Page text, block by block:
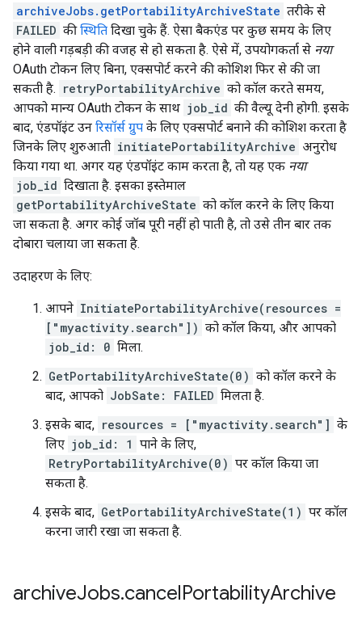
archiveJobs.getPortabilityArchiveState तरीके से
FAILED कीस्थिति दिखा चुके हैं. ऐसा बैकएंड पर कुछ समय के लिए
होने वाली गड़बड़ी की वजह से हो सकता है. ऐसे में, उपयोगकर्ता से नया
OAuth टोकन लिए बिना, एक्सपोर्ट करने की कोशिश फिर से की जा
सकती है. retryPortabilityArchive को कॉल करते समय,
आपको मान्य OAuth टोकन के साथ job_id की वैल्यू देनी होगी. इसके
बाद, एंडपॉइंट उन रिसॉर्स ग्रुप के लिए एक्सपोर्ट बनाने की कोशिश करता है
जिनके लिए शुरुआती initiatePortabilityArchive अनुरोध
किया गया था. अगर यह एंडपॉइंट काम करता है, तो यह एक नया
job_id दिखाता है. इसका इस्तेमाल
getPortabilityArchiveState को कॉल करने के लिए किया
जा सकता है. अगर कोई जॉब पूरी नहीं हो पाती है, तो उसे तीन बार तक
दोबारा चलाया जा सकता है.
उदाहरण के लिए:
आपने InitiatePortabilityArchive(resources =
["myactivity.search"]) को कॉल किया, और आपको
job_id: 0 मिला.
GetPortabilityArchiveState(0) को कॉल करने के
बाद, आपको JobSate: FAILED मिलता है.
इसके बाद, resources = ["myactivity.search"] के
लिए job_id: 1 पाने के लिए,
RetryPortabilityArchive(0) पर कॉल किया जा
सकता है.
इसके बाद, GetPortabilityArchiveState(1) पर कॉल
करना जारी रखा जा सकता है.
archiveJobs.cancelPortabilityArchive